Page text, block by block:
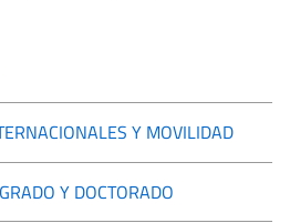
Y MOVILIDAD
Y DOCTORADO